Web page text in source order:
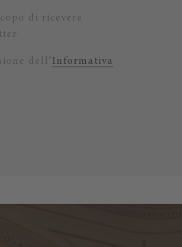
di ricevere
dell’Informativa